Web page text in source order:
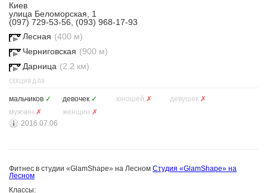
Киев
улица Беломорская, 1
(097) 729-53-56, (093) 968-17-93
Лесная (400 м)
Черниговская (900 м)
Дарница (2.2 км)
СЕКЦИЯ ДЛЯ
мальчиков ✓ девочек ✓ юношей ✗ девушек ✗
мужчин ✗ женщин ✗
2016.07.06
Фитнес в студии «GlamShape» на Лесном Студия «GlamShape» на
Лесном
Классы: